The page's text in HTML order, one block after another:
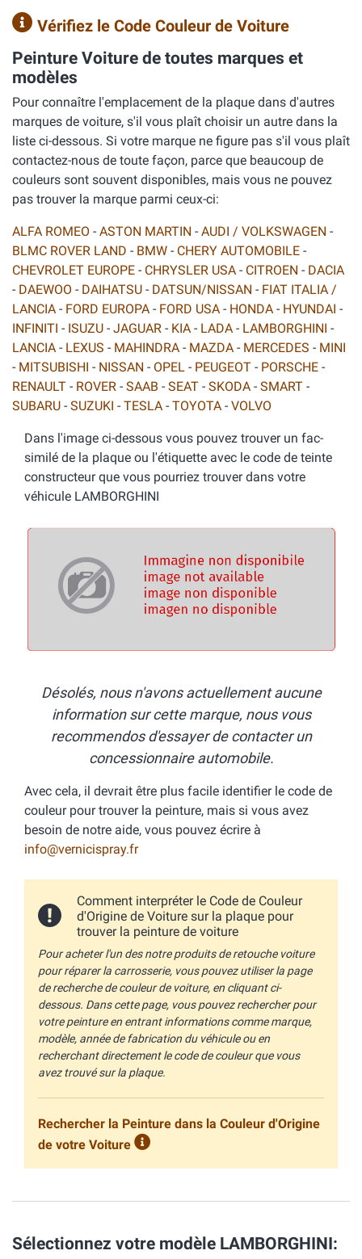
Vérifiez le Code Couleur de Voiture
Peinture Voiture de toutes marques et
modèles
Pour connaître l'emplacement de la plaque dans d'autres
marques de voiture, s'il vous plaît choisir un autre dans la
liste ci-dessous. Si votre marque ne figure pas s'il vous plaît
contactez-nous de toute façon, parce que beaucoup de
couleurs sont souvent disponibles, mais vous ne pouvez
pas trouver la marque parmi ceux-ci:
ALFA ROMEO - ASTON MARTIN - AUDI / VOLKSWAGEN -
BLMC ROVER LAND - BMW - CHERY AUTOMOBILE -
CHEVROLET EUROPE - CHRYSLER USA - CITROEN - DACIA
- DAEWOO - DAIHATSU - DATSUN/NISSAN - FIAT ITALIA /
LANCIA - FORD EUROPA - FORD USA - HONDA - HYUNDAI -
INFINITI - ISUZU - JAGUAR - KIA - LADA - LAMBORGHINI -
LANCIA - LEXUS - MAHINDRA - MAZDA - MERCEDES - MINI
- MITSUBISHI - NISSAN - OPEL - PEUGEOT - PORSCHE -
RENAULT - ROVER - SAAB - SEAT - SKODA - SMART -
SUBARU - SUZUKI - TESLA - TOYOTA - VOLVO
Dans l'image ci-dessous vous pouvez trouver un fac-
similé de la plaque ou l'étiquette avec le code de teinte
constructeur que vous pourriez trouver dans votre
véhicule LAMBORGHINI
Désolés, nous n'avons actuellement aucune
information sur cette marque, nous vous
recommendos d'essayer de contacter un
concessionnaire automobile.
Avec cela, il devrait être plus facile identifier le code de
couleur pour trouver la peinture, mais si vous avez
besoin de notre aide, vous pouvez écrire à
info@vernicispray.fr
Comment interpréter le Code de Couleur
d'Origine de Voiture sur la plaque pour
trouver la peinture de voiture
Pour acheter l'un des notre produits de retouche voiture
pour réparer la carrosserie, vous pouvez utiliser la page
de recherche de couleur de voiture, en cliquant ci-
dessous. Dans cette page, vous pouvez rechercher pour
votre peinture en entrant informations comme marque,
modèle, année de fabrication du véhicule ou en
recherchant directement le code de couleur que vous
avez trouvé sur la plaque.
Rechercher la Peinture dans la Couleur d'Origine
de votre Voiture
Sélectionnez votre modèle LAMBORGHINI: